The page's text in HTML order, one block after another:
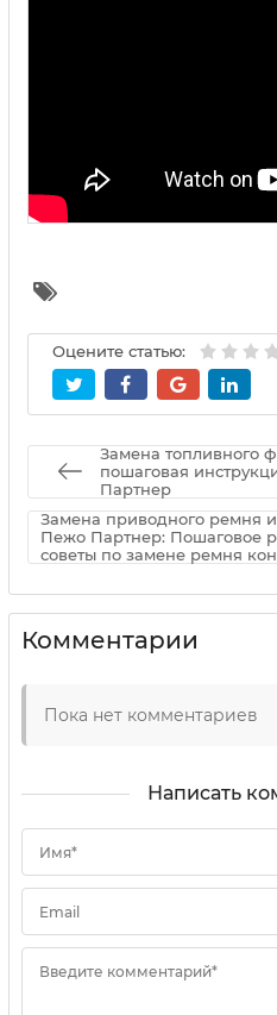
Оцените статью:
Замена топливного
пошаговая
Партнер
Замена приводного ремня
Пежо Партнер: Пошаговое
советы по замене ремня
Комментарии
Пока нет комментариев
Написать
Имя*
Email
Введите комментарий*